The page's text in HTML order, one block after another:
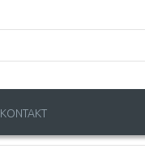
KONTAKT